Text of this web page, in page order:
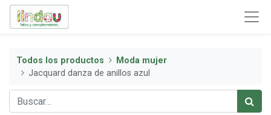
Todos los productos
Moda mujer
Jacquard danza de anillos azul